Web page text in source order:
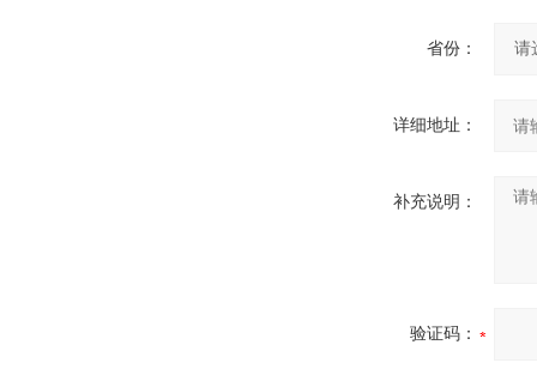
省份：
详细地址：
补充说明：
验证码：